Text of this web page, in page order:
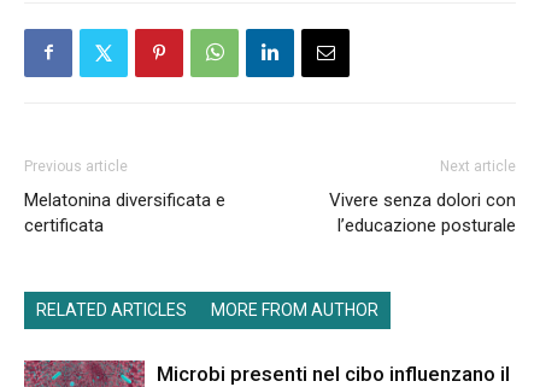
Previous article
Melatonina diversificata e
certificata
Next article
Vivere senza dolori con
l’educazione posturale
RELATED ARTICLES MORE FROM AUTHOR
Microbi presenti nel cibo influenzano il